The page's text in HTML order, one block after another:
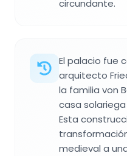
circundante.
El palacio fue
arquitecto
la familia von
casa solariega
Esta
medieval a